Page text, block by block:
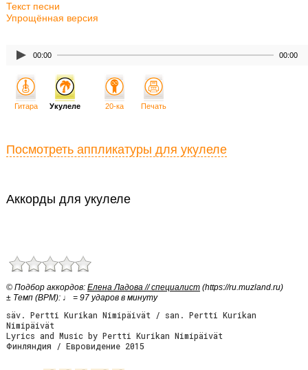
Текст песни
Упрощённая версия
00:00 00:00
Аккорды для укулеле
© Подбор аккордов: Елена Ладова // специалист (https://ru.muzland.ru)
± Темп (BPM): ♩ = 97 ударов в минуту
säv. Pertti Kurikan Nimipäivät / san. Pertti Kurikan
Nimipäivät
Lyrics and Music by Pertti Kurikan Nimipäivät
Финляндия / Евровидение 2015
Гитара Укулеле 20-ка Печать
Посмотреть аппликатуры для укулеле